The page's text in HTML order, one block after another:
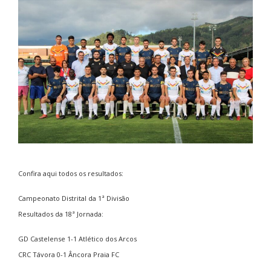
Confira aqui todos os resultados:
Campeonato Distrital da 1ª Divisão
Resultados da 18ª Jornada:
GD Castelense 1-1 Atlético dos Arcos
CRC Távora 0-1 Âncora Praia FC